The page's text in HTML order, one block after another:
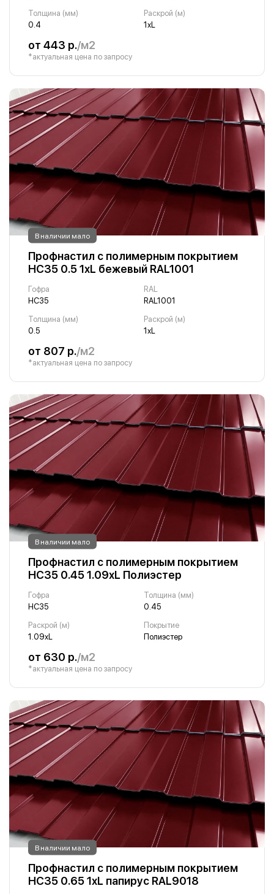
Толщина (мм)
0.4
Раскрой (м)
1хL
от 443 р./м2
*актуальная цена по запросу
В наличии мало
Профнастил с полимерным покрытием
НС35 0.5 1хL бежевый RAL1001
Гофра
НС35
RAL
RAL1001
Толщина (мм)
0.5
Раскрой (м)
1хL
от 807 р./м2
*актуальная цена по запросу
В наличии мало
Профнастил с полимерным покрытием
НС35 0.45 1.09хL Полиэстер
Гофра
НС35
Толщина (мм)
0.45
Раскрой (м)
1.09хL
Покрытие
Полиэстер
от 630 р./м2
*актуальная цена по запросу
В наличии мало
Профнастил с полимерным покрытием
НС35 0.65 1хL папирус RAL9018